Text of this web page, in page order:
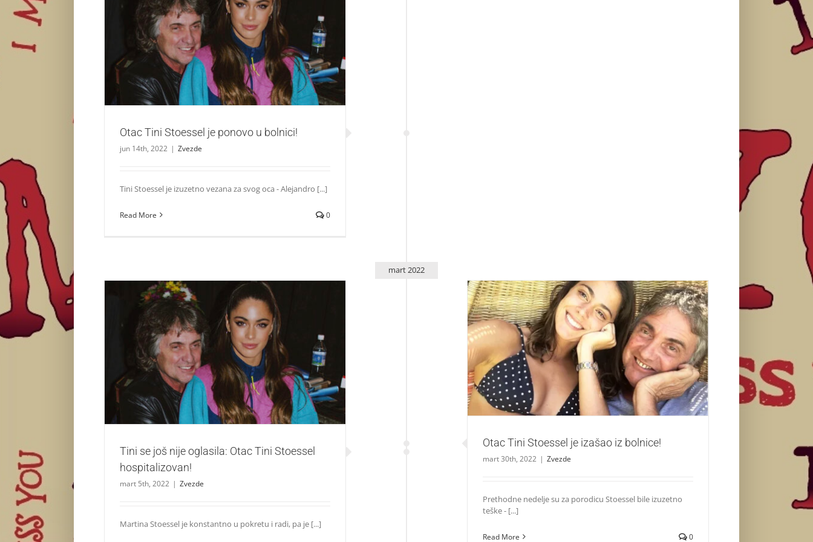
Otac Tini Stoessel je ponovo u bolnici!
Zvezde
Otac Tini Stoessel je ponovo u bolnici!
jun 14th, 2022 | Zvezde
Tini Stoessel je izuzetno vezana za svog oca - Alejandro [...]
Read More 0
mart 2022
Otac Tini Stoessel je izašao iz bolnice!
Zvezde
Otac Tini Stoessel je izašao iz bolnice!
mart 30th, 2022 | Zvezde
Prethodne nedelje su za porodicu Stoessel bile izuzetno
teške - [...]
Read More 0
Tini se još nije oglasila: Otac Tini Stoessel hospitalizovan!
Zvezde
Tini se još nije oglasila: Otac Tini Stoessel
hospitalizovan!
mart 5th, 2022 | Zvezde
Martina Stoessel je konstantno u pokretu i radi, pa je [...]